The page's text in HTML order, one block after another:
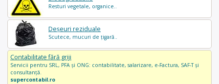
Resturi vegetale, organice..
Deșeuri reziduale
Scutece, mucuri de țigară..
Contabilitate fără griji
Servicii pentru SRL, PFA și ONG: contabilitate, salarizare, e-Factura, SAF-T și
consultanță.
supercontabil.ro